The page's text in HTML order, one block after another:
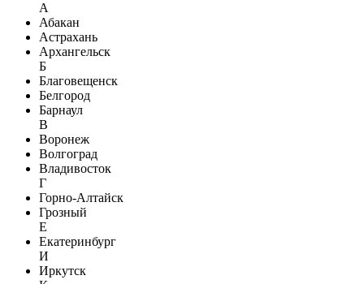
А
Абакан
Астрахань
Архангельск
Б
Благовещенск
Белгород
Барнаул
В
Воронеж
Волгоград
Владивосток
Г
Горно-Алтайск
Грозный
Е
Екатеринбург
И
Иркутск